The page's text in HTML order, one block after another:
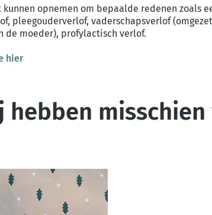
opnemen om bepaalde redenen zoals
pleegouderverlof, vaderschapsverlof
de moeder), profylactisch verlof.
hier
hebben